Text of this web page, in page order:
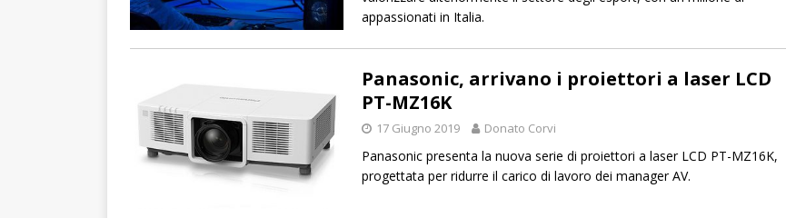
appassionati in Italia.
Panasonic, arrivano i proiettori a laser LCD
PT-MZ16K
17 Giugno 2019 Donato Corvi
Panasonic presenta la nuova serie di proiettori a laser LCD PT-MZ16K,
progettata per ridurre il carico di lavoro dei manager AV.